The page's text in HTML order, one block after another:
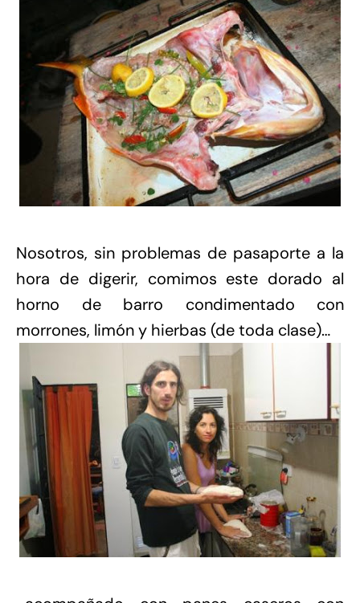
Nosotros, sin problemas de pasaporte a la
hora de digerir, comimos este dorado al
horno de barro condimentado con
morrones, limón y hierbas (de toda clase)…